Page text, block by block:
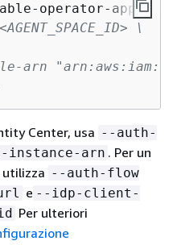
operator-app \
\
Center, usa --auth-
instance-arn . Per un
--auth-flow
e --idp-client-
Per ulteriori